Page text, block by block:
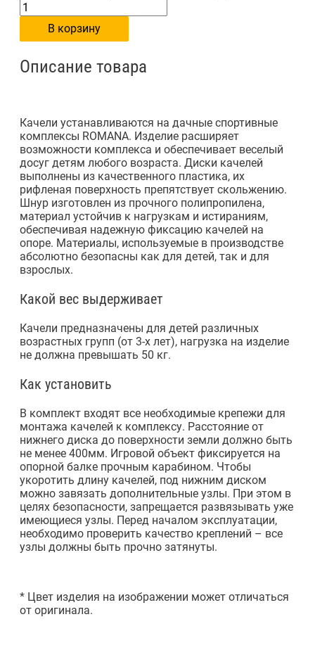
В корзину
Описание товара
Качели устанавливаются на дачные спортивные
комплексы ROMANA. Изделие расширяет
возможности комплекса и обеспечивает веселый
досуг детям любого возраста. Диски качелей
выполнены из качественного пластика, их
рифленая поверхность препятствует скольжению.
Шнур изготовлен из прочного полипропилена,
материал устойчив к нагрузкам и истираниям,
обеспечивая надежную фиксацию качелей на
опоре. Материалы, используемые в производстве
абсолютно безопасны как для детей, так и для
взрослых.
Какой вес выдерживает
Качели предназначены для детей различных
возрастных групп (от 3-х лет), нагрузка на изделие
не должна превышать 50 кг.
Как установить
В комплект входят все необходимые крепежи для
монтажа качелей к комплексу. Расстояние от
нижнего диска до поверхности земли должно быть
не менее 400мм. Игровой объект фиксируется на
опорной балке прочным карабином. Чтобы
укоротить длину качелей, под нижним диском
можно завязать дополнительные узлы. При этом в
целях безопасности, запрещается развязывать уже
имеющиеся узлы. Перед началом эксплуатации,
необходимо проверить качество креплений – все
узлы должны быть прочно затянуты.
* Цвет изделия на изображении может отличаться
от оригинала.